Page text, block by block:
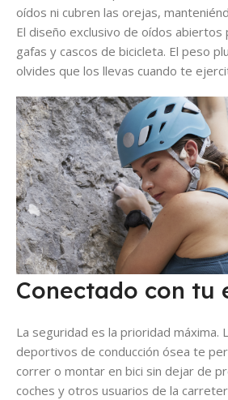
oídos ni cubren las orejas,
El diseño exclusivo de oídos abiertos
gafas y cascos de bicicleta. El peso
olvides que los llevas cuando te
Conectado con tu
La seguridad es la prioridad máxima.
deportivos de conducción ósea te
correr o montar en bici sin dejar de
coches y otros usuarios de la